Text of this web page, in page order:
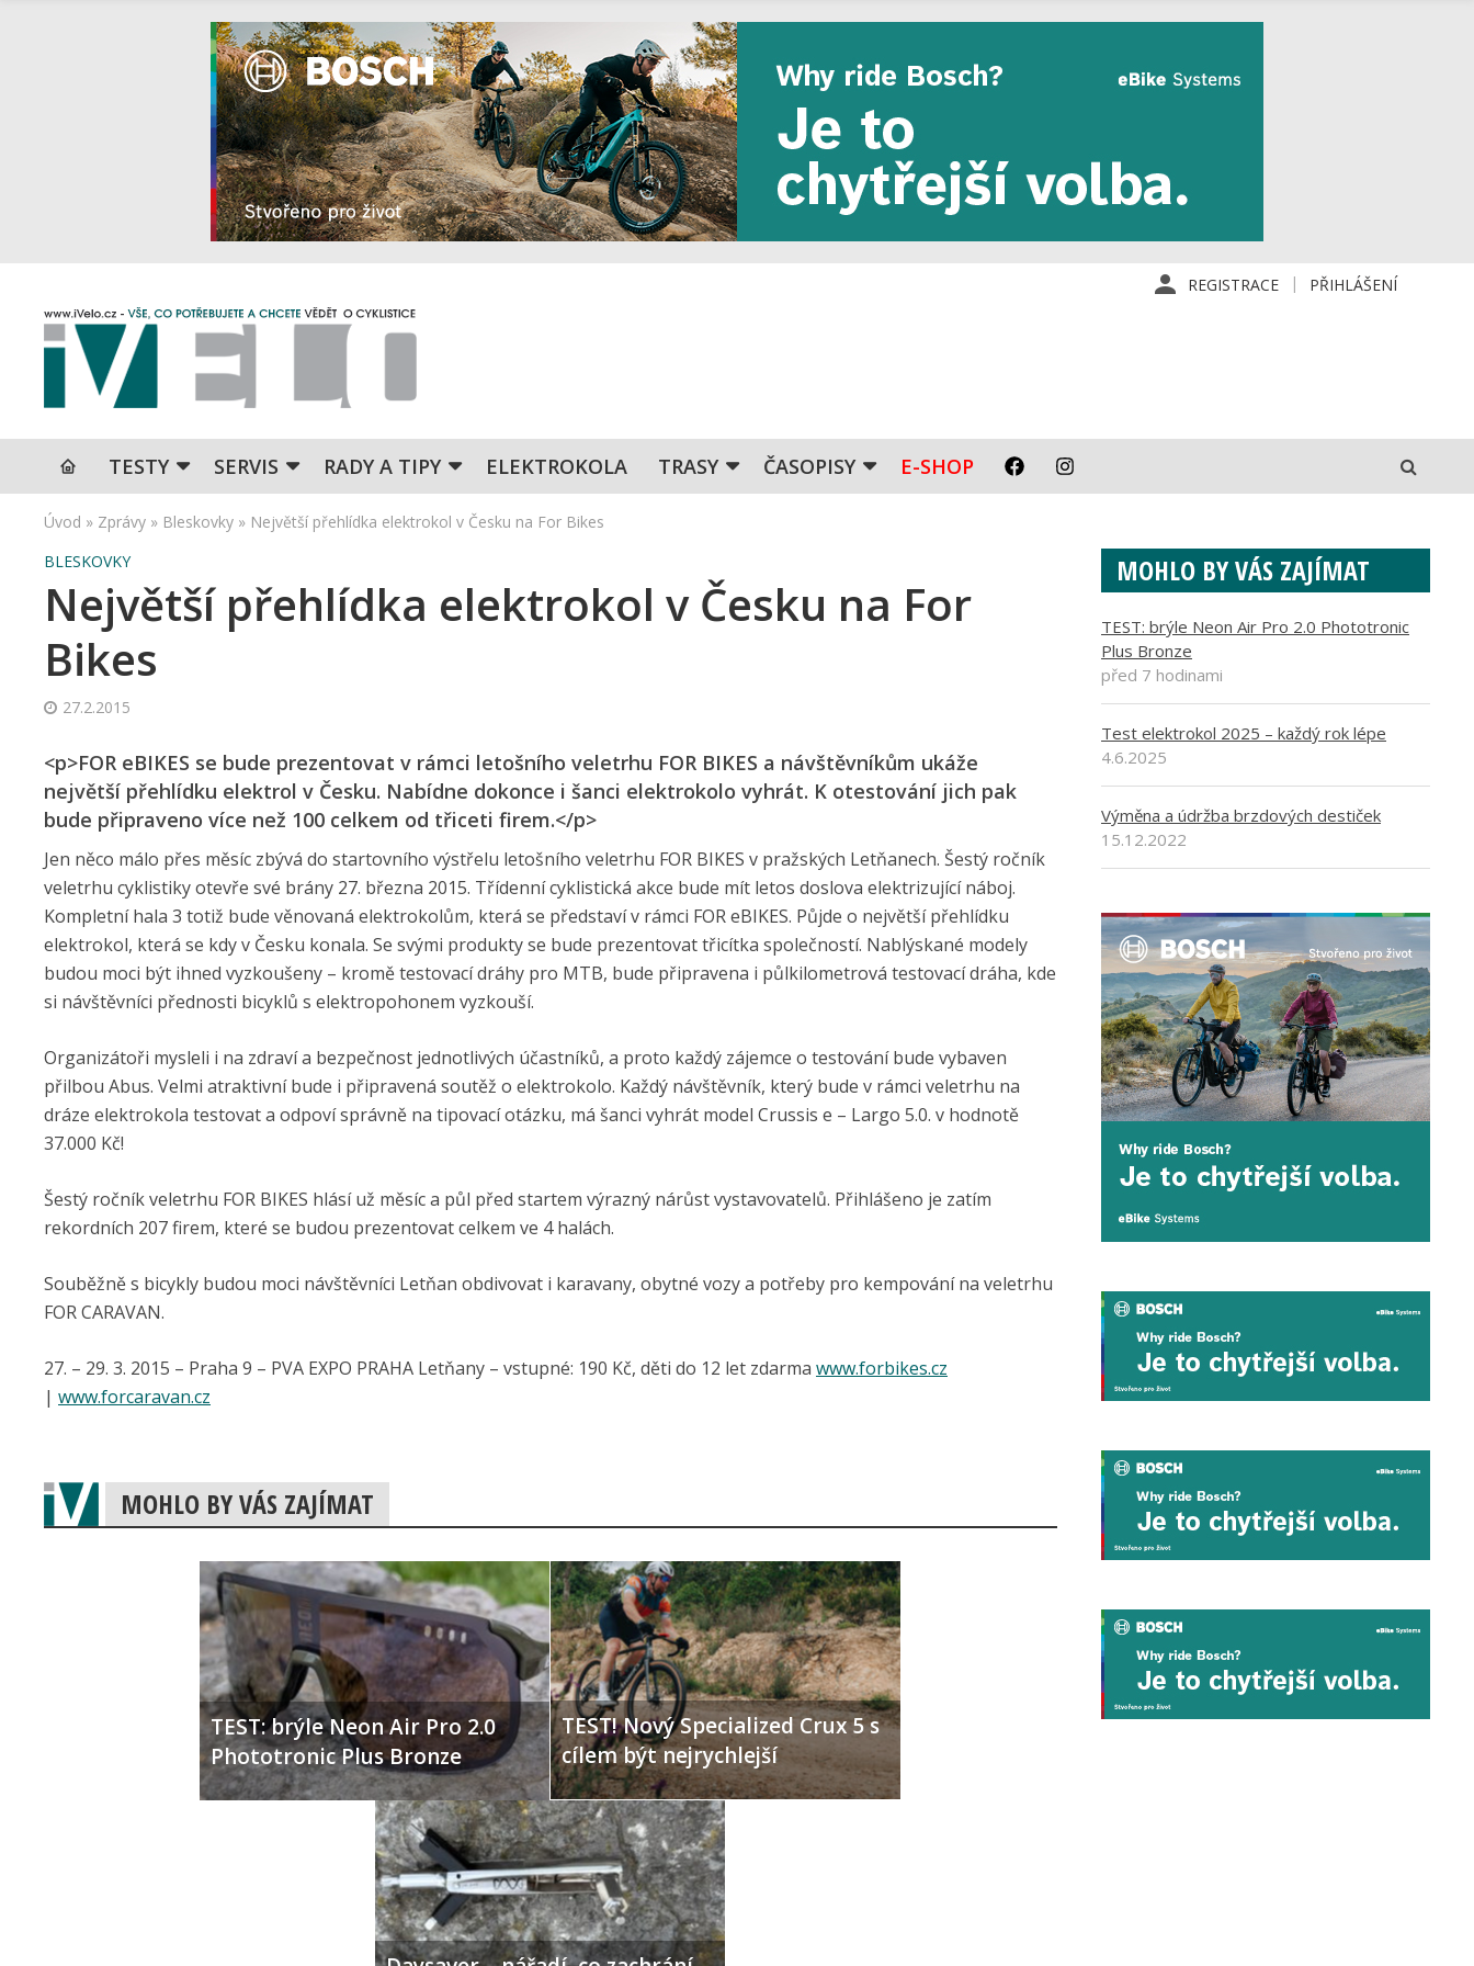
REGISTRACE PŘIHLÁŠENÍ
TESTY SERVIS RADY A TIPY ELEKTROKOLA TRASY ČASOPISY E-SHOP
Úvod » Zprávy » Bleskovky » Největší přehlídka elektrokol v Česku na For Bikes
BLESKOVKY
Největší přehlídka elektrokol v Česku na For
Bikes
27.2.2015
<p>FOR eBIKES se bude prezentovat v rámci letošního veletrhu FOR BIKES a návštěvníkům ukáže
největší přehlídku elektrol v Česku. Nabídne dokonce i šanci elektrokolo vyhrát. K otestování jich pak
bude připraveno více než 100 celkem od třiceti firem.</p>
Jen něco málo přes měsíc zbývá do startovního výstřelu letošního veletrhu FOR BIKES v pražských Letňanech. Šestý ročník
veletrhu cyklistiky otevře své brány 27. března 2015. Třídenní cyklistická akce bude mít letos doslova elektrizující náboj.
Kompletní hala 3 totiž bude věnovaná elektrokolům, která se představí v rámci FOR eBIKES. Půjde o největší přehlídku
elektrokol, která se kdy v Česku konala. Se svými produkty se bude prezentovat třicítka společností. Nablýskané modely
budou moci být ihned vyzkoušeny – kromě testovací dráhy pro MTB, bude připravena i půlkilometrová testovací dráha, kde
si návštěvníci přednosti bicyklů s elektropohonem vyzkouší.
Organizátoři mysleli i na zdraví a bezpečnost jednotlivých účastníků, a proto každý zájemce o testování bude vybaven
přilbou Abus. Velmi atraktivní bude i připravená soutěž o elektrokolo. Každý návštěvník, který bude v rámci veletrhu na
dráze elektrokola testovat a odpoví správně na tipovací otázku, má šanci vyhrát model Crussis e – Largo 5.0. v hodnotě
37.000 Kč!
Šestý ročník veletrhu FOR BIKES hlásí už měsíc a půl před startem výrazný nárůst vystavovatelů. Přihlášeno je zatím
rekordních 207 firem, které se budou prezentovat celkem ve 4 halách.
Souběžně s bicykly budou moci návštěvníci Letňan obdivovat i karavany, obytné vozy a potřeby pro kempování na veletrhu
FOR CARAVAN.
27. – 29. 3. 2015 – Praha 9 – PVA EXPO PRAHA Letňany – vstupné: 190 Kč, děti do 12 let zdarma www.forbikes.cz
| www.forcaravan.cz
MOHLO BY VÁS ZAJÍMAT
TEST: brýle Neon Air Pro 2.0
Phototronic Plus Bronze
TEST! Nový Specialized Crux 5 s
cílem být nejrychlejší
MOHLO BY VÁS ZAJÍMAT
TEST: brýle Neon Air Pro 2.0 Phototronic
Plus Bronze
před 7 hodinami
Test elektrokol 2025 – každý rok lépe
4.6.2025
Výměna a údržba brzdových destiček
15.12.2022